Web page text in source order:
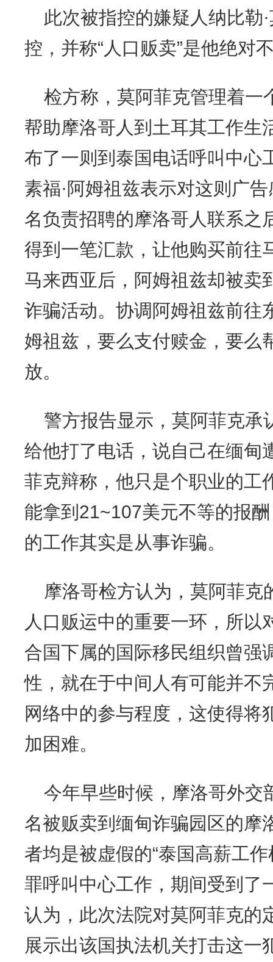
此次被指控的嫌疑人纳比勒
控，并称“人口贩卖”是他绝对
检方称，莫阿菲克管理着一
帮助摩洛哥人到土耳其工作生
布了一则到泰国电话呼叫中心
素福·阿姆祖兹表示对这则广
名负责招聘的摩洛哥人联系之
得到一笔汇款，让他购买前往
马来西亚后，阿姆祖兹却被卖
诈骗活动。协调阿姆祖兹前往
姆祖兹，要么支付赎金，要么
放。
警方报告显示，莫阿菲克承
给他打了电话，说自己在缅甸
菲克辩称，他只是个职业的工
能拿到21~107美元不等的报
的工作其实是从事诈骗。
摩洛哥检方认为，莫阿菲克
人口贩运中的重要一环，所以
合国下属的国际移民组织曾强
性，就在于中间人有可能并不
网络中的参与程度，这使得将
加困难。
今年早些时候，摩洛哥外交
名被贩卖到缅甸诈骗园区的摩
者均是被虚假的“泰国高薪工
罪呼叫中心工作，期间受到了
认为，此次法院对莫阿菲克的
展示出该国执法机关打击这一